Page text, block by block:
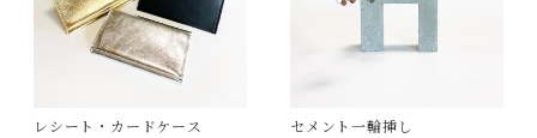
レシート・カードケース セメント一輪挿し